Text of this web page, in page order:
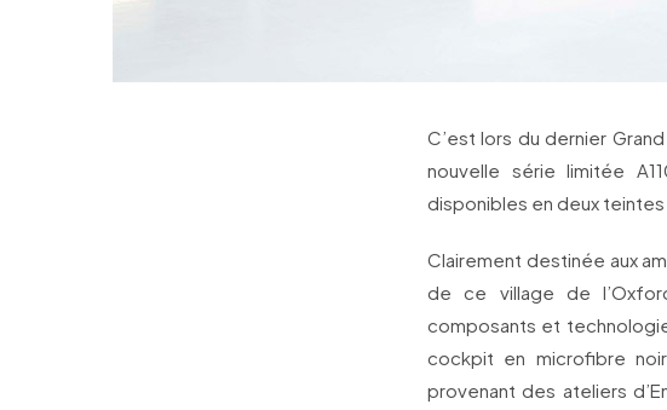
C’est lors du dernier
nouvelle série limitée
disponibles en deux teintes
Clairement destinée aux
de ce village de
composants et
cockpit en microfibre
provenant des ateliers